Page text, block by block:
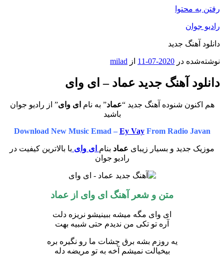
رفتن به محتوا
رادیو جوان
دانلود آهنگ جدید
نوشته‌شده در 2020-07-11 از milad
دانلود آهنگ جدید عماد – ای وای
هم اکنون شنوده آهنگ جدید “عماد” به نام ای وای” از رادیو جوان
باشید
Download New Music Emad – Ey VayFrom Radio Javan
موزیک جدید و بسیار زیبای عماد بنام ای وای با بالاترین کیفیت در
رادیو جوان
متن و شعر آهنگ ای وای از عماد
ای وای مگه میشه ببینیشو نریزه دلت
آره تو تکی من ندیدم حتی شبیه بهت
یه روزم بشه برق چشات ما رو نگیره بره
بیخیالت نمیشم آخه به تو مریضه دله